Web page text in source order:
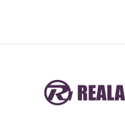
Nintendo
Noorio (1)